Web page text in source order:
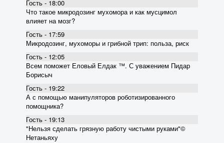
Гость - 18:00
Что такое микродозинг мухомора и как мусцимол
влияет на мозг?
Гость - 17:59
Микродозинг, мухоморы и грибной трип: польза, риск
Гость - 12:05
Всем поможет Еловый Елдак ™. С уважением Пидар
Борисыч
Гость - 19:22
А с помощью манипуляторов роботизированного
помощника?
Гость - 19:13
"Нельзя сделать грязную работу чистыми руками"©
Нетаньяху